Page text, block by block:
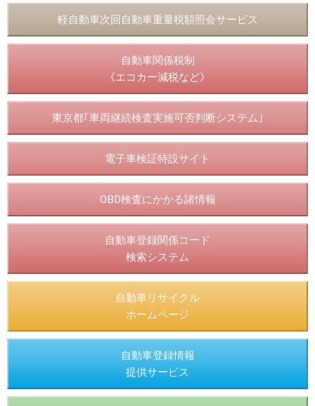
軽自動車次回自動車重量税額照会サービス
自動車関係税制
《エコカー減税など》
東京都｢車両継続検査実施可否判断システム｣
電子車検証特設サイト
OBD検査にかかる諸情報
自動車登録関係コード
検索システム
自動車リサイクル
ホームページ
自動車登録情報
提供サービス